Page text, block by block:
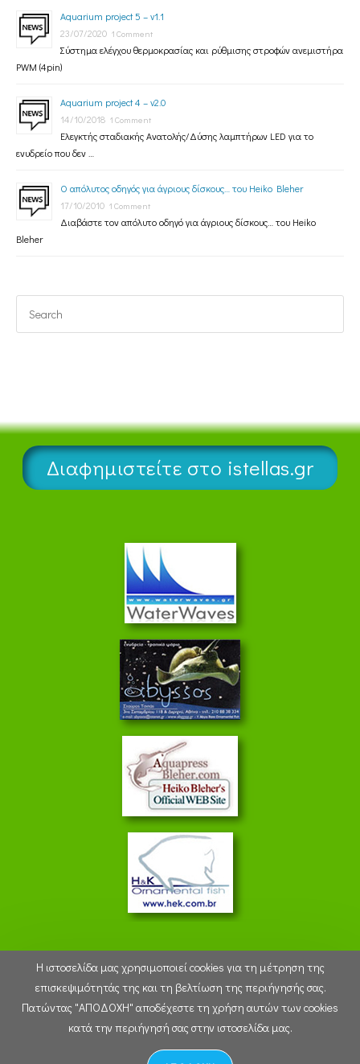
Aquarium project 5 – v1.1
23/07/2020 1 Comment
Σύστημα ελέγχου θερμοκρασίας και ρύθμισης στροφών ανεμιστήρα
PWM (4pin)
Aquarium project 4 – v2.0
14/10/2018 1 Comment
Ελεγκτής σταδιακής Ανατολής/Δύσης λαμπτήρων LED για το
ενυδρείο που δεν …
Ο απόλυτος οδηγός για άγριους δίσκους… του Heiko Bleher
17/10/2010 1 Comment
Διαβάστε τον απόλυτο οδηγό για άγριους δίσκους… του Heiko
Bleher
Διαφημιστείτε στο istellas.gr
11:49:31 - Thursday 6 August 2026
Η ιστοσελίδα μας χρησιμοποιεί cookies για τη μέτρηση της
επισκεψιμότητάς της και τη βελτίωση της περιήγησής σας.
Πατώντας "ΑΠΟΔΟΧΗ" αποδέχεστε τη χρήση αυτών των cookies
κατά την περιήγησή σας στην ιστοσελίδα μας.